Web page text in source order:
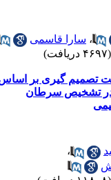
،سارا قاسمی
تصمیم گیری بر اساس
تشخیص سرطان
،